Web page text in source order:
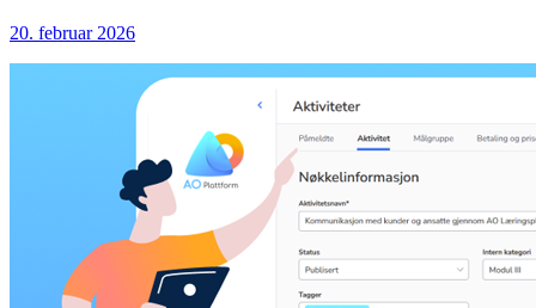
20. februar 2026